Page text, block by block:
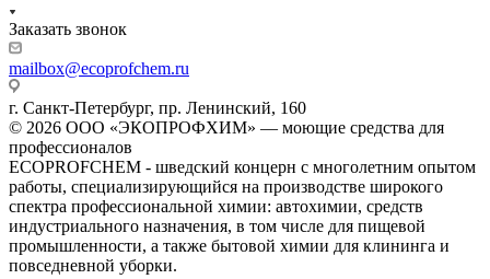
Заказать звонок
mailbox@ecoprofchem.ru
г. Санкт-Петербург, пр. Ленинский, 160
© 2026 ООО «ЭКОПРОФХИМ» — моющие средства для
профессионалов
ECOPROFCHEM - шведский концерн с многолетним опытом
работы, специализирующийся на производстве широкого
спектра профессиональной химии: автохимии, средств
индустриального назначения, в том числе для пищевой
промышленности, а также бытовой химии для клининга и
повседневной уборки.